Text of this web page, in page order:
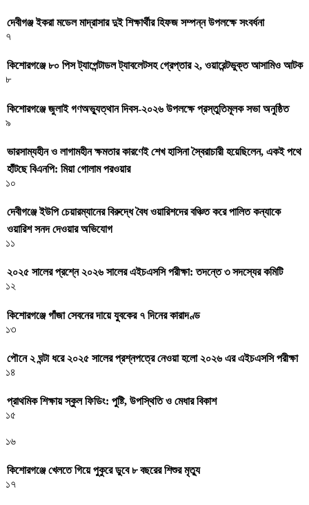
দেবীগঞ্জ ইকরা মডেল মাদ্রাসার দুই শিক্ষার্থীর হিফজ সম্পন্ন উপলক্ষে সংবর্ধনা
৭
কিশোরগঞ্জে ৮০ পিস ট্যাপেন্টাডল ট্যাবলেটসহ গ্রেপ্তার ২, ওয়ারেন্টভুক্ত আসামিও আটক
৮
কিশোরগঞ্জে জুলাই গণঅভ্যুত্থান দিবস-২০২৬ উপলক্ষে প্রস্তুতিমূলক সভা অনুষ্ঠিত
৯
ভারসাম্যহীন ও লাগামহীন ক্ষমতার কারণেই শেখ হাসিনা স্বৈরাচারী হয়েছিলেন, একই পথে
হাঁটছে বিএনপি: মিয়া গোলাম পরওয়ার
১০
দেবীগঞ্জে ইউপি চেয়ারম্যানের বিরুদ্ধে বৈধ ওয়ারিশদের বঞ্চিত করে পালিত কন্যাকে
ওয়ারিশ সনদ দেওয়ার অভিযোগ
১১
২০২৫ সালের প্রশ্নে ২০২৬ সালের এইচএসসি পরীক্ষা: তদন্তে ৩ সদস্যের কমিটি
১২
কিশোরগঞ্জে গাঁজা সেবনের দায়ে যুবকের ৭ দিনের কারাদণ্ড
১৩
পৌনে ২ ঘন্টা ধরে ২০২৫ সালের প্রশ্নপত্রে নেওয়া হলো ২০২৬ এর এইচএসসি পরীক্ষা
১৪
প্রাথমিক শিক্ষায় স্কুল ফিডিং: পুষ্টি, উপস্থিতি ও মেধার বিকাশ
১৫
১৬
কিশোরগঞ্জে খেলতে গিয়ে পুকুরে ডুবে ৮ বছরের শিশুর মৃত্যু
১৭